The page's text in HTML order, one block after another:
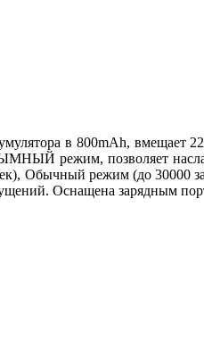
в 800mAh, вмещает
режим, позволяет
Обычный режим (до 30000
Оснащена зарядным